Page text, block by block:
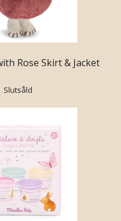
Rose Skirt & Jacket
Slutsåld